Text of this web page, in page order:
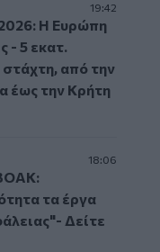
19:42
Η Ευρώπη
- 5 εκατ.
από την
έως την Κρήτη
18:06
τα έργα
Δείτε